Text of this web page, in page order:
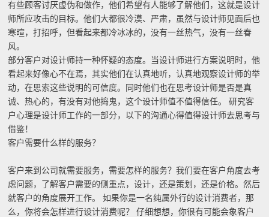
有些顾客讨厌虚伪和做作，他们希望有人能够了解他们，这就是设计
师所应攻击的目标。他们大都很冷漠、严肃，虽然与设计师见面后也
寒暄，打招呼，但看起来都冷冰冰的，没有一丝热气，没有一丝春
风。
部分客户对设计师持一种怀疑的态度。当设计师进行方案说明时，他
看起来好像心不在焉，其实他们在认真地听，认真地观察设计师的举
动，在思索这些说明的可信度。同时他们也在思考设计师是否是真
诚、热心的，有没有对他捣鬼，这个设计师值不值得信任。 研究客
户心理是设计师工作的一部分，以下的沟通心得值得设计师去思考与
借鉴！
客户需要什么样的服务？
客户来到公司就需要服务，需要怎样的服务？我们要在客户角度去考
虑问题，了解客户需要的侧重点，设计，还是策划，还是价格。然后
就客户的角度展开工作。 如果你是一名纯属外行的设计消费者，那
么，你将会怎样进行设计消费呢？ 仔细想想，你很有可能会象客户